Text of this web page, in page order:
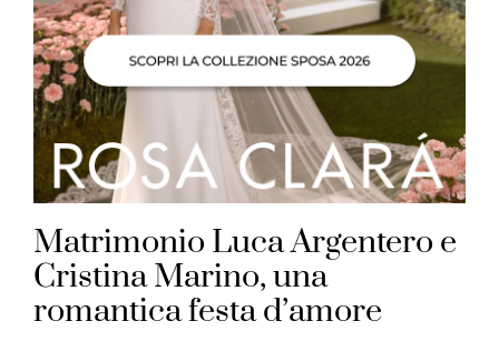
Matrimonio Luca Argentero e
Cristina Marino, una
romantica festa d’amore